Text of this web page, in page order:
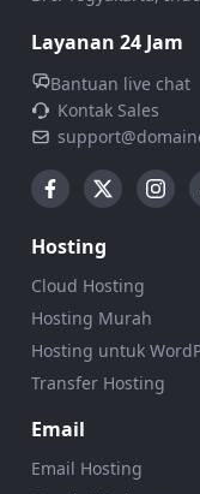
Layanan 24 Jam
Bantuan live chat
Kontak Sales
Hosting
Cloud Hosting
Hosting Murah
Hosting untuk
Transfer Hosting
Email
Email Hosting